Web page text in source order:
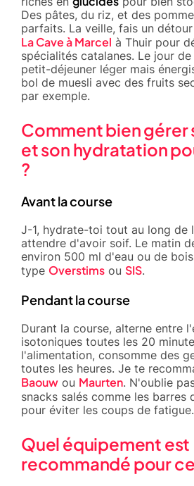
Des pâtes, du riz, et des
parfaits. La veille, fais un
La Cave à Marcel à Thuir pour
spécialités catalanes. Le jour
petit-déjeuner léger mais
bol de muesli avec des fruits
par exemple.
Comment bien gérer
et son hydratation
?
Avant la course
J-1, hydrate-toi tout au long de
attendre d'avoir soif. Le matin
environ 500 ml d'eau ou de
type Overstims ou SIS.
Pendant la course
Durant la course, alterne entre
isotoniques toutes les 20
l'alimentation, consomme des
toutes les heures. Je te
Baouw ou Maurten. N'oublie
snacks salés comme les barres
pour éviter les coups de fatigue.
Quel équipement est
recommandé pour